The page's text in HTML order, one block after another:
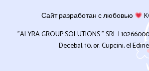
Сайт разработан с любовью
”ALYRA GROUP SOLUTIONS ” SRL |
Decebal, 10, or. Cupcini, el